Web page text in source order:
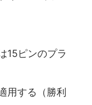
15ピンのプラ
用する（勝利